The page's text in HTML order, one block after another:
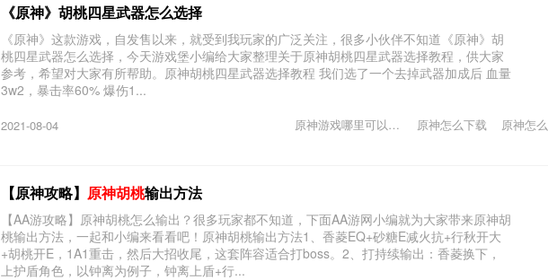
《原神》胡桃四星武器怎么选择
《原神》这款游戏，自发售以来，就受到我玩家的广泛关注，很多小伙伴不知道《原神》胡
桃四星武器怎么选择，今天游戏堡小编给大家整理关于原神胡桃四星武器选择教程，供大家
参考，希望对大家有所帮助。原神胡桃四星武器选择教程 我们选了一个去掉武器加成后 血量
3w2，暴击率60% 爆伤1...
2021-08-04 原神怎
原神怎么下载
原神游戏哪里可以下载
【原神攻略】 原神胡桃输出方法
【AA游攻略】原神胡桃怎么输出？很多玩家都不知道，下面AA游网小编就为大家带来原神胡
桃输出方法，一起和小编来看看吧！原神胡桃输出方法1、香菱EQ+砂糖E减火抗+行秋开大
+胡桃开E，1A1重击，然后大招收尾，这套阵容适合打boss。2、打持续输出：香菱换下，
上护盾角色，以钟离为例子，钟离上盾+行...